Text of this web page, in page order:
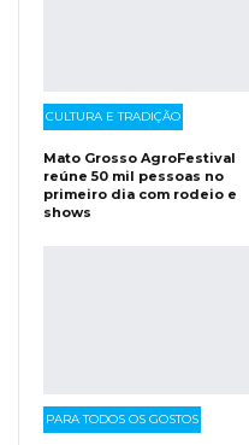
CULTURA E TRADIÇÃO
Mato Grosso AgroFestival
reúne 50 mil pessoas no
primeiro dia com rodeio e
shows
PARA TODOS OS GOSTOS